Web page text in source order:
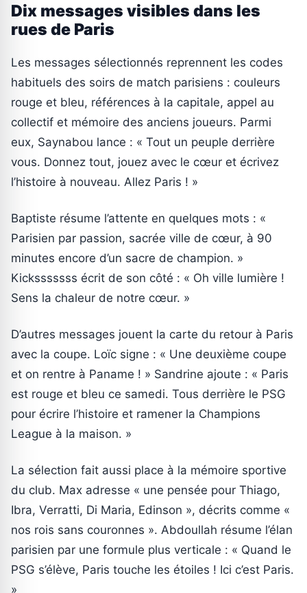
Dix messages visibles dans les
rues de Paris
Les messages sélectionnés reprennent les codes
habituels des soirs de match parisiens : couleurs
rouge et bleu, références à la capitale, appel au
collectif et mémoire des anciens joueurs. Parmi
eux, Saynabou lance : « Tout un peuple derrière
vous. Donnez tout, jouez avec le cœur et écrivez
l’histoire à nouveau. Allez Paris ! »
Baptiste résume l’attente en quelques mots : «
Parisien par passion, sacrée ville de cœur, à 90
minutes encore d’un sacre de champion. »
Kicksssssss écrit de son côté : « Oh ville lumière !
Sens la chaleur de notre cœur. »
D’autres messages jouent la carte du retour à Paris
avec la coupe. Loïc signe : « Une deuxième coupe
et on rentre à Paname ! » Sandrine ajoute : « Paris
est rouge et bleu ce samedi. Tous derrière le PSG
pour écrire l’histoire et ramener la Champions
League à la maison. »
La sélection fait aussi place à la mémoire sportive
du club. Max adresse « une pensée pour Thiago,
Ibra, Verratti, Di Maria, Edinson », décrits comme «
nos rois sans couronnes ». Abdoullah résume l’élan
parisien par une formule plus verticale : « Quand le
PSG s’élève, Paris touche les étoiles ! Ici c’est Paris.
»